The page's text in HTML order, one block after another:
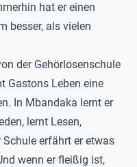
hat er einen
besser, als vielen
der Gehörlosenschule
Gastons Leben eine
In Mbandaka lernt er
lernt Lesen,
Schule erfährt er etwas
wenn er fleißig ist,